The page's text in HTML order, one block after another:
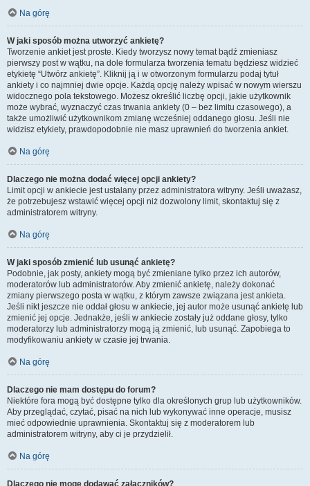
Na górę
W jaki sposób można utworzyć ankietę?
Tworzenie ankiet jest proste. Kiedy tworzysz nowy temat bądź zmieniasz
pierwszy post w wątku, na dole formularza tworzenia tematu będziesz widzieć
etykietę “Utwórz ankietę”. Kliknij ją i w otworzonym formularzu podaj tytuł
ankiety i co najmniej dwie opcje. Każdą opcję należy wpisać w nowym wierszu
widocznego pola tekstowego. Możesz określić liczbę opcji, jakie użytkownik
może wybrać, wyznaczyć czas trwania ankiety (0 – bez limitu czasowego), a
także umożliwić użytkownikom zmianę wcześniej oddanego głosu. Jeśli nie
widzisz etykiety, prawdopodobnie nie masz uprawnień do tworzenia ankiet.
Na górę
Dlaczego nie można dodać więcej opcji ankiety?
Limit opcji w ankiecie jest ustalany przez administratora witryny. Jeśli uważasz,
że potrzebujesz wstawić więcej opcji niż dozwolony limit, skontaktuj się z
administratorem witryny.
Na górę
W jaki sposób zmienić lub usunąć ankietę?
Podobnie, jak posty, ankiety mogą być zmieniane tylko przez ich autorów,
moderatorów lub administratorów. Aby zmienić ankietę, należy dokonać
zmiany pierwszego posta w wątku, z którym zawsze związana jest ankieta.
Jeśli nikt jeszcze nie oddał głosu w ankiecie, jej autor może usunąć ankietę lub
zmienić jej opcje. Jednakże, jeśli w ankiecie zostały już oddane głosy, tylko
moderatorzy lub administratorzy mogą ją zmienić, lub usunąć. Zapobiega to
modyfikowaniu ankiety w czasie jej trwania.
Na górę
Dlaczego nie mam dostępu do forum?
Niektóre fora mogą być dostępne tylko dla określonych grup lub użytkowników.
Aby przeglądać, czytać, pisać na nich lub wykonywać inne operacje, musisz
mieć odpowiednie uprawnienia. Skontaktuj się z moderatorem lub
administratorem witryny, aby ci je przydzielił.
Na górę
Dlaczego nie mogę dodawać załączników?